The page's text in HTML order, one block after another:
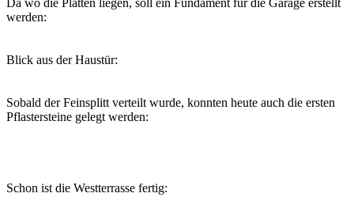
Da wo die Platten liegen, soll ein Fundament für die Garage erstellt
werden:
Blick aus der Haustür:
Sobald der Feinsplitt verteilt wurde, konnten heute auch die ersten
Pflastersteine gelegt werden:
Schon ist die Westterrasse fertig: